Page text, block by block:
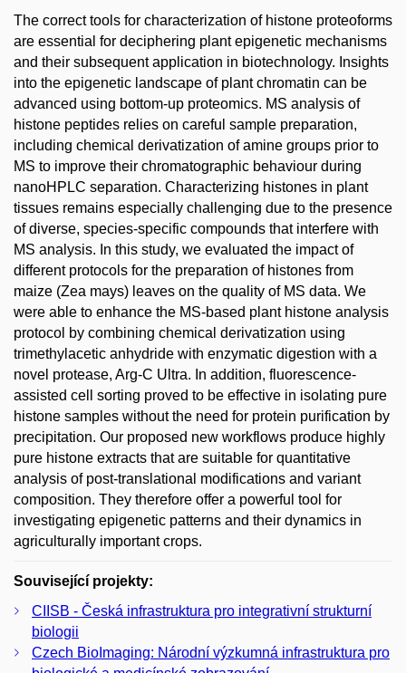
The correct tools for characterization of histone proteoforms
are essential for deciphering plant epigenetic mechanisms
and their subsequent application in biotechnology. Insights
into the epigenetic landscape of plant chromatin can be
advanced using bottom-up proteomics. MS analysis of
histone peptides relies on careful sample preparation,
including chemical derivatization of amine groups prior to
MS to improve their chromatographic behaviour during
nanoHPLC separation. Characterizing histones in plant
tissues remains especially challenging due to the presence
of diverse, species-specific compounds that interfere with
MS analysis. In this study, we evaluated the impact of
different protocols for the preparation of histones from
maize (Zea mays) leaves on the quality of MS data. We
were able to enhance the MS-based plant histone analysis
protocol by combining chemical derivatization using
trimethylacetic anhydride with enzymatic digestion with a
novel protease, Arg-C Ultra. In addition, fluorescence-
assisted cell sorting proved to be effective in isolating pure
histone samples without the need for protein purification by
precipitation. Our proposed new workflows produce highly
pure histone extracts that are suitable for quantitative
analysis of post-translational modifications and variant
composition. They therefore offer a powerful tool for
investigating epigenetic patterns and their dynamics in
agriculturally important crops.
Související projekty:
CIISB - Česká infrastruktura pro integrativní strukturní
biologii
Czech BioImaging: Národní výzkumná infrastruktura pro